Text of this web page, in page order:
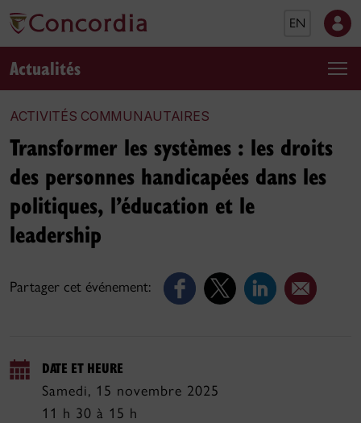
EN
Actualités
ACTIVITÉS COMMUNAUTAIRES
Partager cet événement:
Transformer les systèmes : les droits
des personnes handicapées dans les
politiques, l’éducation et le
leadership
DATE ET HEURE
Samedi, 15 novembre 2025
11 h 30 à 15 h